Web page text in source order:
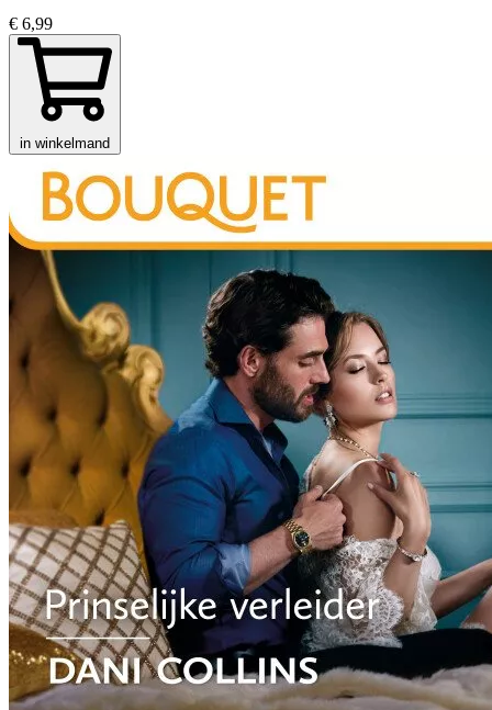
€ 6,99
in winkelmand